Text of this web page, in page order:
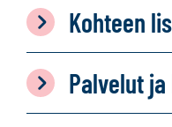
Kohteen
Palvelut